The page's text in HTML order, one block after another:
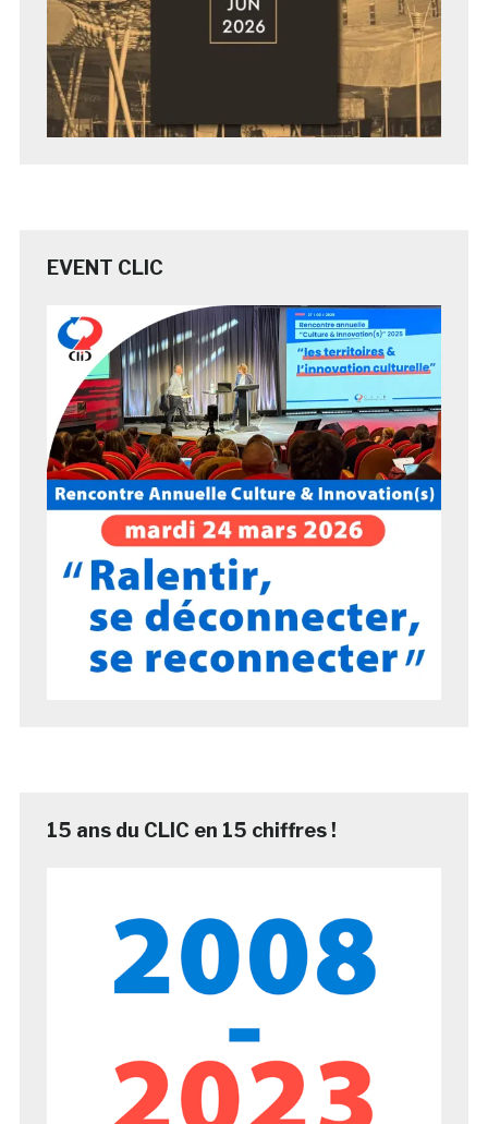
EVENT CLIC
15 ans du CLIC en 15 chiffres !